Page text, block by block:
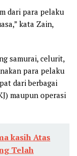
dari para pelaku
kata Zain,
samurai, celurit,
para pelaku
dari berbagai
maupun operasi
kasih Atas
Telah